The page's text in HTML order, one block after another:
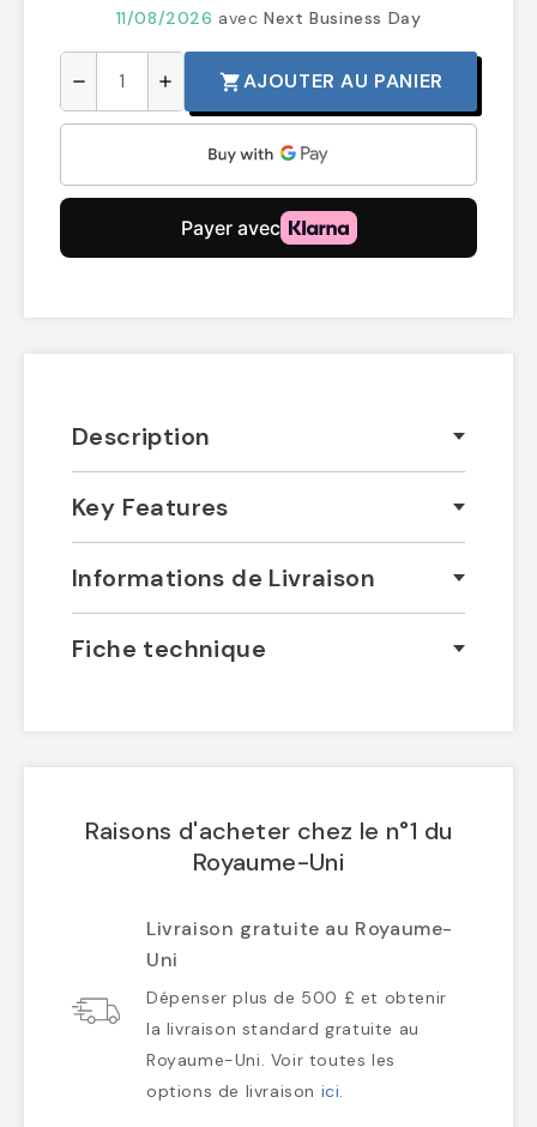
11/08/2026 avecNext Business Day
remove add shopping_cartAJOUTER AU PANIER
Description
Key Features
Informations de Livraison
Fiche technique
Raisons d'acheter chez le n°1 du
Royaume-Uni
Livraison gratuite au Royaume-
Uni
Dépenser plus de 500 £ et obtenir
la livraison standard gratuite au
Royaume-Uni. Voir toutes les
options de livraison ici.